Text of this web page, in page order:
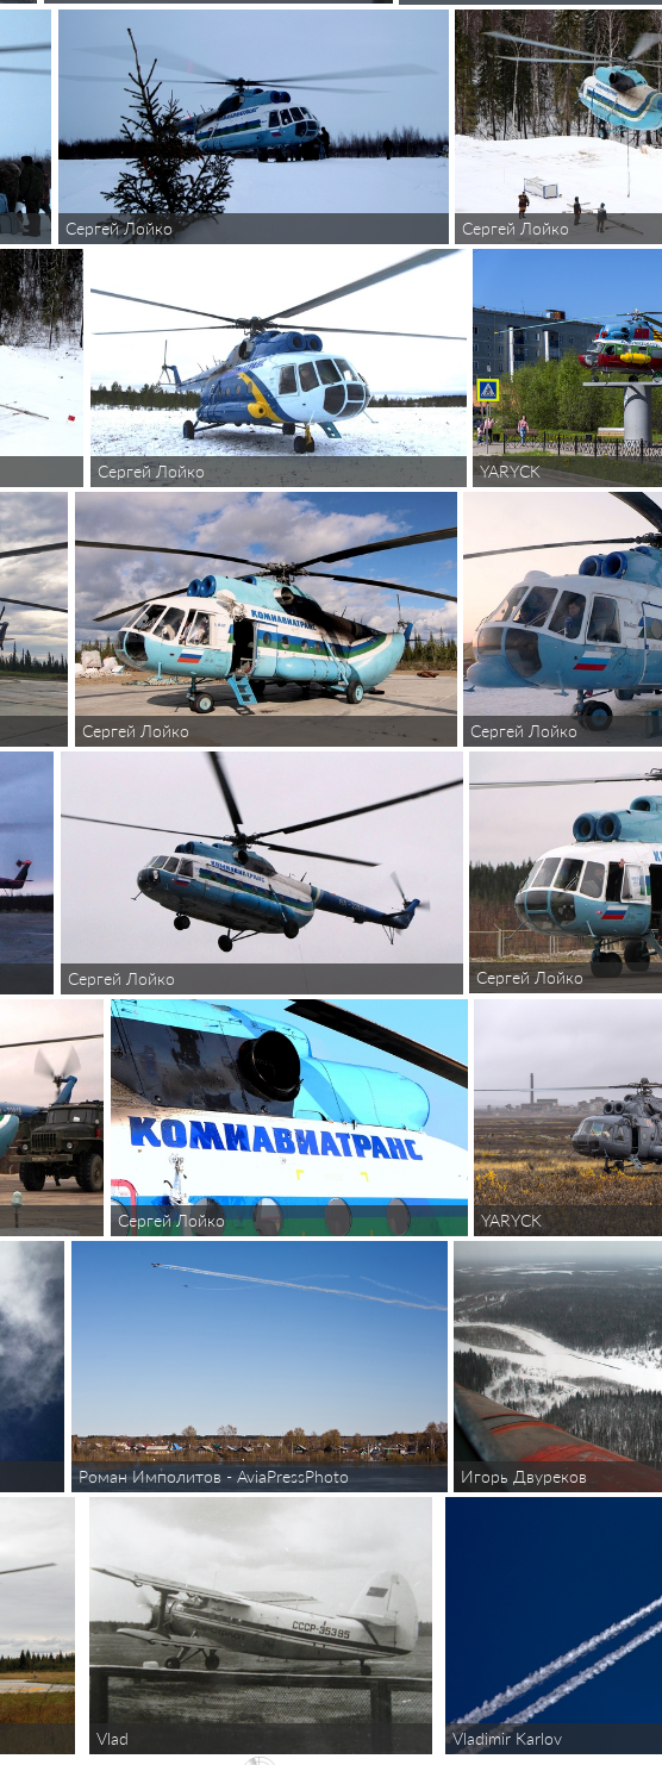
Сергей Лойко Сергей Лойко
Сергей Лойко YARYCK
Сергей Лойко Сергей Лойко
Сергей Лойко Сергей Лойко
Сергей Лойко YARYCK
Роман Имполитов - AviaPressPhoto Игорь Двуреков
Vlad Vladimir Karlov